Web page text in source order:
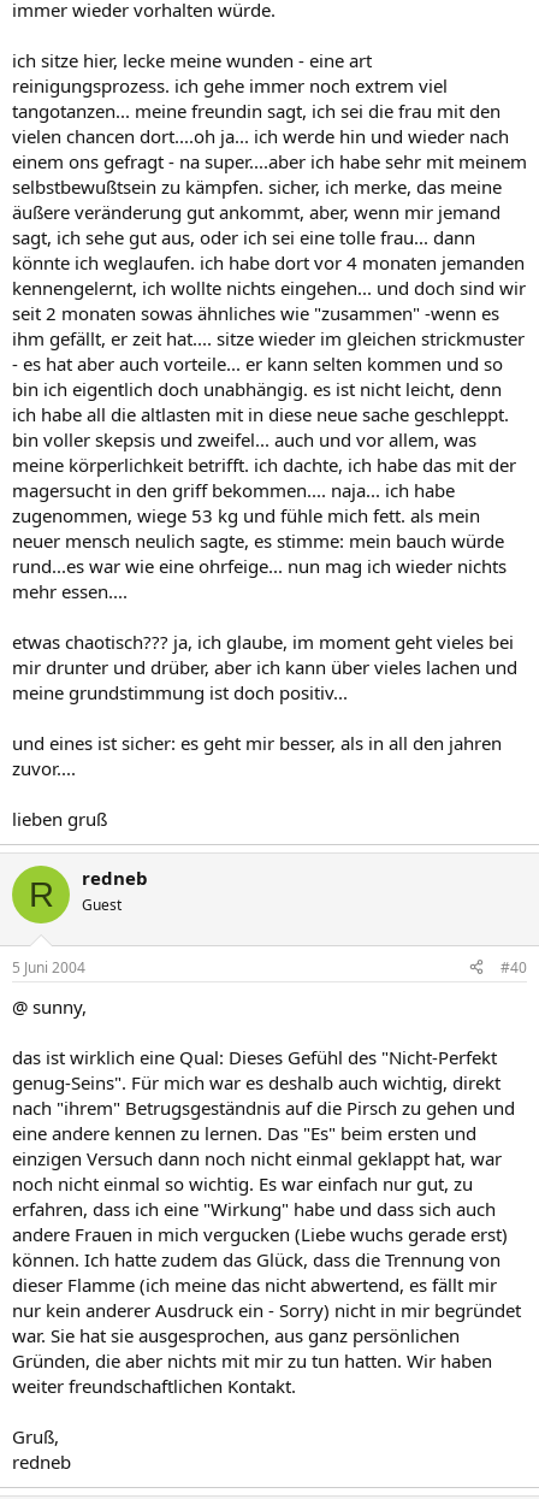
immer wieder vorhalten würde.
ich sitze hier, lecke meine wunden - eine art
reinigungsprozess. ich gehe immer noch extrem viel
tangotanzen... meine freundin sagt, ich sei die frau mit den
vielen chancen dort....oh ja... ich werde hin und wieder nach
einem ons gefragt - na super....aber ich habe sehr mit meinem
selbstbewußtsein zu kämpfen. sicher, ich merke, das meine
äußere veränderung gut ankommt, aber, wenn mir jemand
sagt, ich sehe gut aus, oder ich sei eine tolle frau... dann
könnte ich weglaufen. ich habe dort vor 4 monaten jemanden
kennengelernt, ich wollte nichts eingehen... und doch sind wir
seit 2 monaten sowas ähnliches wie "zusammen" -wenn es
ihm gefällt, er zeit hat.... sitze wieder im gleichen strickmuster
- es hat aber auch vorteile... er kann selten kommen und so
bin ich eigentlich doch unabhängig. es ist nicht leicht, denn
ich habe all die altlasten mit in diese neue sache geschleppt.
bin voller skepsis und zweifel... auch und vor allem, was
meine körperlichkeit betrifft. ich dachte, ich habe das mit der
magersucht in den griff bekommen.... naja... ich habe
zugenommen, wiege 53 kg und fühle mich fett. als mein
neuer mensch neulich sagte, es stimme: mein bauch würde
rund...es war wie eine ohrfeige... nun mag ich wieder nichts
mehr essen....
etwas chaotisch??? ja, ich glaube, im moment geht vieles bei
mir drunter und drüber, aber ich kann über vieles lachen und
meine grundstimmung ist doch positiv...
und eines ist sicher: es geht mir besser, als in all den jahren
zuvor....
lieben gruß
R redneb
Guest
5 Juni 2004 #40
@ sunny,
das ist wirklich eine Qual: Dieses Gefühl des "Nicht-Perfekt
genug-Seins". Für mich war es deshalb auch wichtig, direkt
nach "ihrem" Betrugsgeständnis auf die Pirsch zu gehen und
eine andere kennen zu lernen. Das "Es" beim ersten und
einzigen Versuch dann noch nicht einmal geklappt hat, war
noch nicht einmal so wichtig. Es war einfach nur gut, zu
erfahren, dass ich eine "Wirkung" habe und dass sich auch
andere Frauen in mich vergucken (Liebe wuchs gerade erst)
können. Ich hatte zudem das Glück, dass die Trennung von
dieser Flamme (ich meine das nicht abwertend, es fällt mir
nur kein anderer Ausdruck ein - Sorry) nicht in mir begründet
war. Sie hat sie ausgesprochen, aus ganz persönlichen
Gründen, die aber nichts mit mir zu tun hatten. Wir haben
weiter freundschaftlichen Kontakt.
Gruß,
redneb